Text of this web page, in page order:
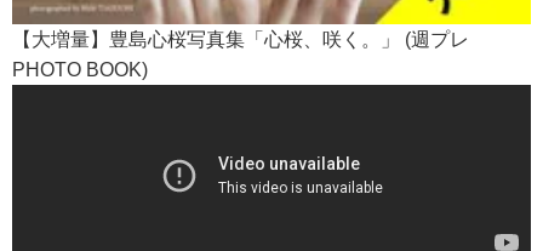
【大増量】豊島心桜写真集「心桜、咲く。」 (週プレ
PHOTO BOOK)